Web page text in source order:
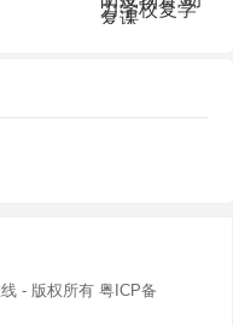
- 版权所有 粤ICP备